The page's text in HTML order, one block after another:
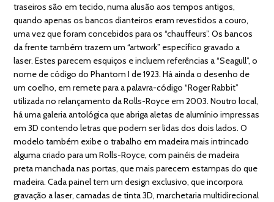
traseiros são em tecido, numa alusão aos tempos antigos,
quando apenas os bancos dianteiros eram revestidos a couro,
uma vez que foram concebidos para os “chauffeurs”. Os bancos
da frente também trazem um “artwork” específico gravado a
laser. Estes parecem esquiços e incluem referências a “Seagull”, o
nome de código do Phantom I de 1923. Há ainda o desenho de
um coelho, em remete para a palavra-código “Roger Rabbit”
utilizada no relançamento da Rolls-Royce em 2003. Noutro local,
há uma galeria antológica que abriga aletas de alumínio impressas
em 3D contendo letras que podem ser lidas dos dois lados. O
modelo também exibe o trabalho em madeira mais intrincado
alguma criado para um Rolls-Royce, com painéis de madeira
preta manchada nas portas, que mais parecem estampas do que
madeira. Cada painel tem um design exclusivo, que incorpora
gravação a laser, camadas de tinta 3D, marchetaria multidirecional